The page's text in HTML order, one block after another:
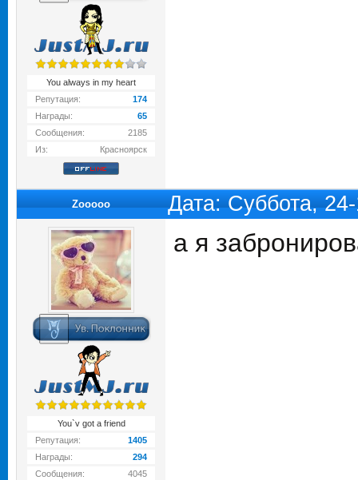
You always in my heart
Репутация:
174
Награды:
65
Сообщения:
2185
Из:
Красноярск
Zooooo Дата: Суббота,
You`v got a friend
Репутация:
1405
Награды:
294
Сообщения:
4045
а я